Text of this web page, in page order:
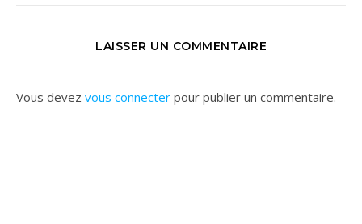
LAISSER UN COMMENTAIRE
Vous devez vous connecter pour publier un commentaire.